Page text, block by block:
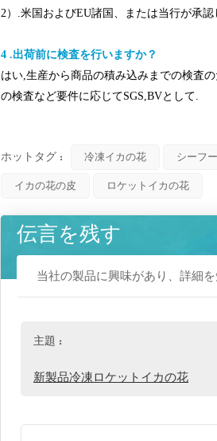
2）.米国およびEU諸国、または当行が承
4 .出荷前に検査を行いますか？
はい,生産から商品の積み込みまでの検査
の検査など要件に応じてSGS,BVとして.
ホットタグ : 冷凍イカの花 シーフ
イカの花の皮 ロケットイカの花
伝言を残す
当社の製品に興味があり、詳細
主題 :
新製品冷凍ロケットイカの花